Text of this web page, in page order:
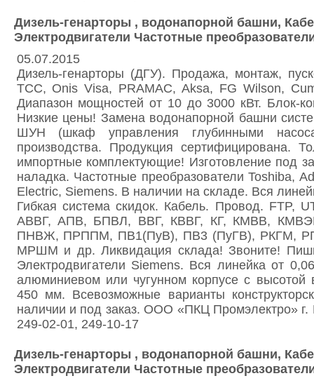
Дизель-генарторы , водонапорной башни,
Электродвигатели Частотные
05.07.2015
Дизель-генарторы (ДГУ). Продажа, монтаж,
ТСС, Onis Visa, PRAMAC, Aksa, FG Wilson,
Диапазон мощностей от 10 до 3000 кВт. Блок-
Низкие цены! Замена водонапорной башни
ШУН (шкаф управления глубинными
производства. Продукция сертифицирована.
импортные комплектующие! Изготовление под
наладка. Частотные преобразователи Toshiba,
Electric, Siemens. В наличии на складе. Вся
Гибкая система скидок. Кабель. Провод. FTP,
АВВГ, АПВ, БПВЛ, ВВГ, КВВГ, КГ, КМВВ,
ПНВЖ, ПРППМ, ПВ1(ПуВ), ПВ3 (ПуГВ), РКГМ,
МРШМ и др. Ликвидация склада! Звоните!
Электродвигатели Siemens. Вся линейка от
алюминиевом или чугунном корпусе с
450 мм. Всевозможные варианты
наличии и под заказ. ООО «ПКЦ Промэлектро»
249-02-01, 249-10-17
Дизель-генарторы , водонапорной башни,
Электродвигатели Частотные